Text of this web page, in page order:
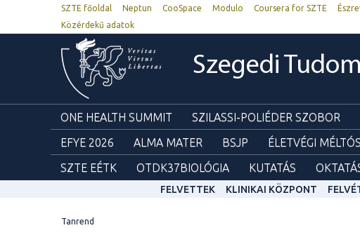
SZTE főoldal Neptun CooSpace Modulo Coursera for SZTE
Közérdekű adatok
Szegedi
ONE HEALTH SUMMIT SZILASSI-POLIÉDER SZOBOR
EFYE 2026
ALMA MATER BSJP ÉLETVÉGI
SZTE EÉTK
OTDK37BIOLÓGIA KUTATÁS
FELVETTEK KLINIKAI KÖZPONT
Tanrend